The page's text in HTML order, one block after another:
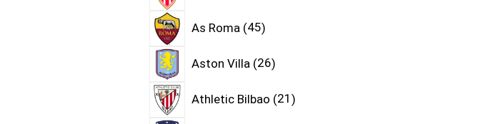
As Roma 45
Aston Villa 26
Athletic Bilbao 21